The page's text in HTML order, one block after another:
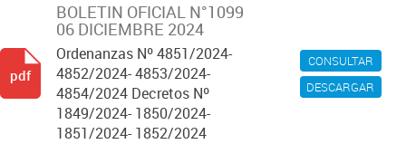
CONSULTAR
DESCARGAR
BOLETIN OFICIAL N°1099
06 DICIEMBRE 2024
Ordenanzas Nº 4851/2024-
4852/2024- 4853/2024-
4854/2024 Decretos Nº
1849/2024- 1850/2024-
1851/2024- 1852/2024
pdf